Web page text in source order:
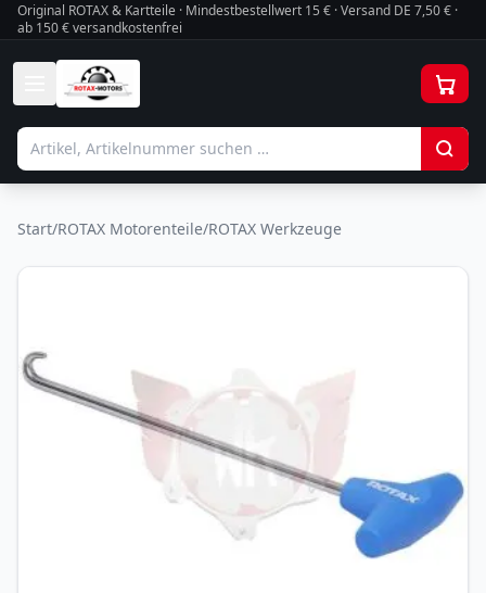
Original ROTAX & Kartteile · Mindestbestellwert 15 € · Versand DE 7,50 € ·
ab 150 € versandkostenfrei
Start/ROTAX Motorenteile/ROTAX Werkzeuge